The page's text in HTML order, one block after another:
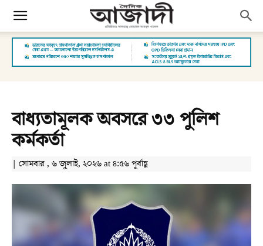
বাধ্যতামূলক অবসরে ৩৩ পুলিশ
কর্মকর্তা
| সোমবার , ৬ জুলাই, ২০২৬ at ৪:৫৬ পূর্বাহ্ণ